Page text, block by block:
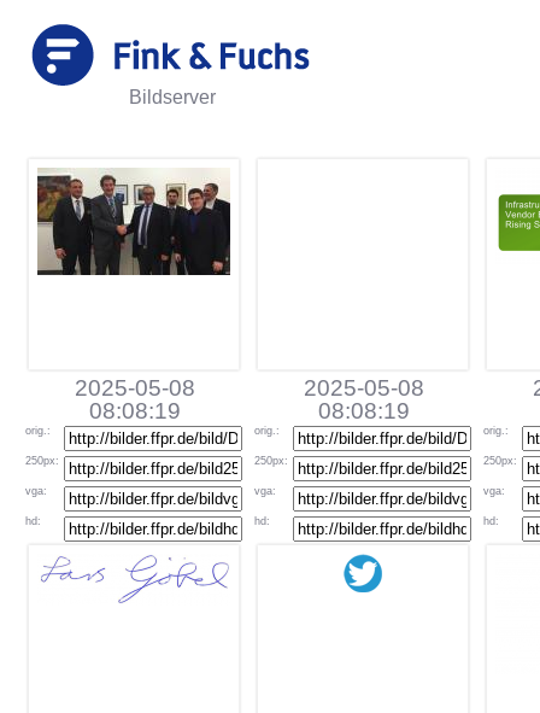
Bildserver
2025-05-08
08:08:19
orig.:
250px:
vga:
hd:
2025-05-08
08:08:19
orig.:
250px:
vga:
hd:
orig.:
250px:
vga:
hd: